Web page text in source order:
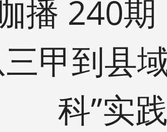
播 240期
甲到县
科”实践